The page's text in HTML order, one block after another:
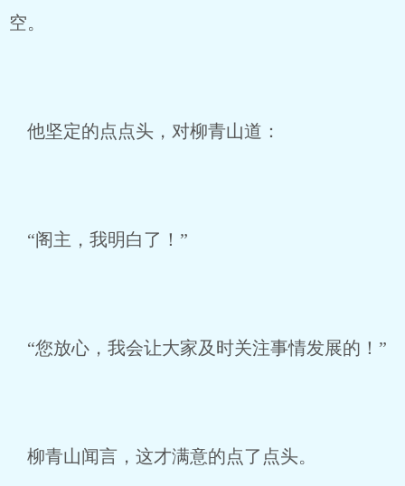
空。
他坚定的点点头，对柳青山道：
“阁主，我明白了！”
“您放心，我会让大家及时关注事情发展的！”
柳青山闻言，这才满意的点了点头。